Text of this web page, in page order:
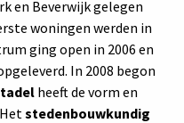
en Beverwijk gelegen
woningen werden in
ging open in 2006 en
In 2008 begon
heeft de vorm en
stedenbouwkundig